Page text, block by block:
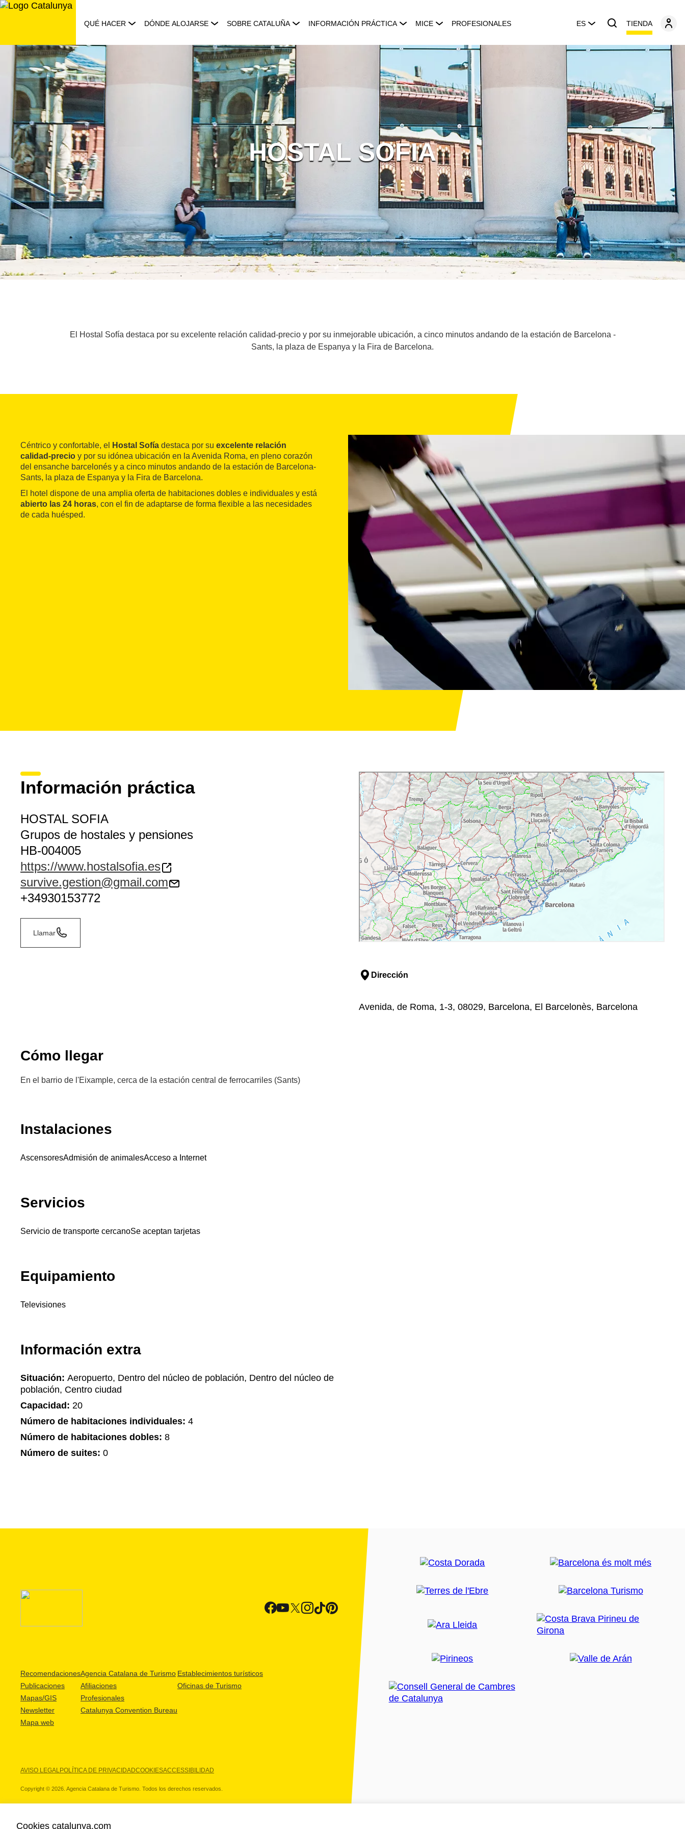
Saltar
QUÉ HACER DÓNDE ALOJARSE SOBRE CATALUÑA INFORMACIÓN PRÁCTICA MICE PROFESIONALES ES TIENDA
HOSTAL SOFIA
El Hostal Sofía destaca por su excelente relación calidad-precio y por su inmejorable ubicación, a cinco minutos andando de la estación de Barcelona -
Sants, la plaza de Espanya y la Fira de Barcelona.
Céntrico y confortable, el Hostal Sofía destaca por su excelente relación
calidad-precio y por su idónea ubicación en la Avenida Roma, en pleno corazón
del ensanche barcelonés y a cinco minutos andando de la estación de Barcelona-
Sants, la plaza de Espanya y la Fira de Barcelona.
El hotel dispone de una amplia oferta de habitaciones dobles e individuales y está
abierto las 24 horas, con el fin de adaptarse de forma flexible a las necesidades
de cada huésped.
Información práctica
HOSTAL SOFIA
Grupos de hostales y pensiones
HB-004005
https://www.hostalsofia.es
survive.gestion@gmail.com
+34930153772
Llamar
Dirección
Avenida, de Roma, 1-3, 08029, Barcelona, El Barcelonès, Barcelona
Cómo llegar
En el barrio de l'Eixample, cerca de la estación central de ferrocarriles (Sants)
Instalaciones
AscensoresAdmisión de animalesAcceso a Internet
Servicios
Servicio de transporte cercanoSe aceptan tarjetas
Equipamiento
Televisiones
Información extra
Situación: Aeropuerto, Dentro del núcleo de población, Dentro del núcleo de
población, Centro ciudad
Capacidad: 20
Número de habitaciones individuales: 4
Número de habitaciones dobles: 8
Número de suites: 0
Recomendaciones
Publicaciones
Mapas/GIS
Newsletter
Mapa web
Agencia Catalana de Turismo
Afiliaciones
Profesionales
Catalunya Convention Bureau
Establecimientos turísticos
Oficinas de Turismo
AVISO LEGALPOLÍTICA DE PRIVACIDADCOOKIESACCESSIBILIDAD
Copyright © 2026. Agencia Catalana de Turismo. Todos los derechos reservados.
Cookies catalunya.com